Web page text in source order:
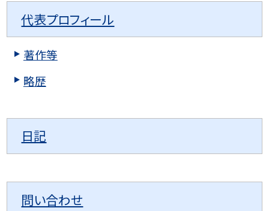
代表プロフィール
著作等
略歴
日記
問い合わせ